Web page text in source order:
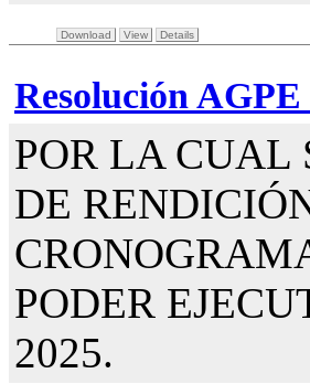
Download View Details
Resolución AGPE
POR LA CUAL
DE
PODER
2025.